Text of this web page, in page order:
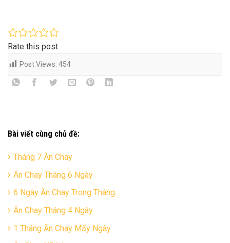
Rate this post
Post Views: 454
Bài viết cùng chủ đề:
Tháng 7 Ăn Chay
Ăn Chay Tháng 6 Ngày
6 Ngày Ăn Chay Trong Tháng
Ăn Chay Tháng 4 Ngày
1 Tháng Ăn Chay Mấy Ngày